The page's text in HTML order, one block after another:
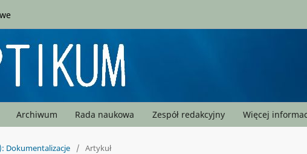
Archiwum Rada naukowa Zespół redakcyjny Więcej
Dokumentalizacje / Artykuł